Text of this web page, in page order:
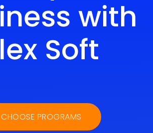
with
Soft
CHOOSE PROGRAMS